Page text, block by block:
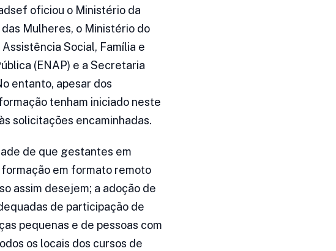
oficiou o Ministério da
Mulheres, o Ministério do
Social, Família e
(ENAP) e a Secretaria
entanto, apesar dos
tenham iniciado neste
solicitações encaminhadas.
de que gestantes em
em formato remoto
assim desejem; a adoção de
de participação de
pequenas e de pessoas com
os locais dos cursos de